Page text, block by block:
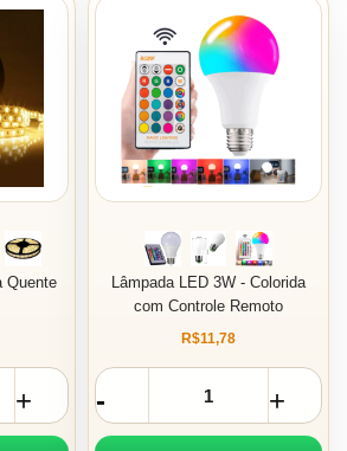
Quente
Lâmpada LED 3W - Colorida
com Controle Remoto
R$11,78